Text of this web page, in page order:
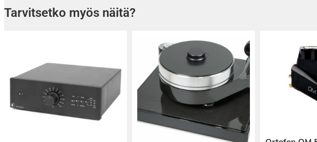
Tarvitsetko myös näitä?